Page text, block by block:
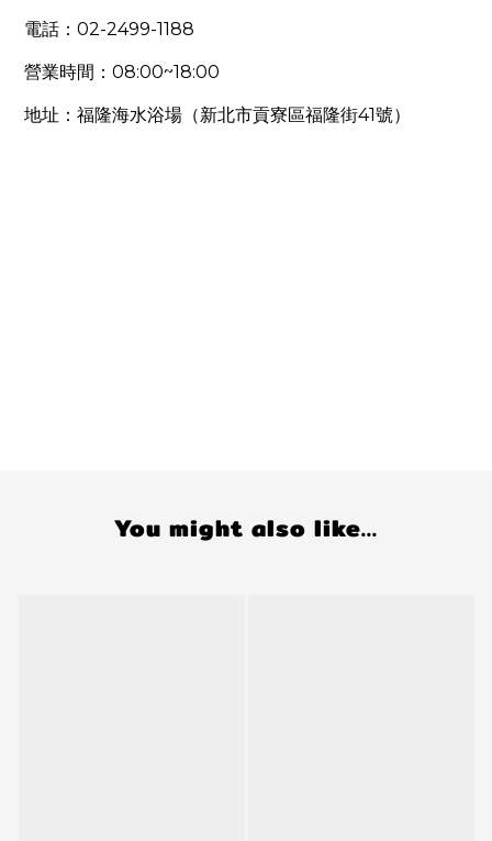
電話： 02-2499-1188
營業時間： 08:00~18:00
地址：福隆海水浴場（新北市貢寮區福隆街41號）
You might also like...